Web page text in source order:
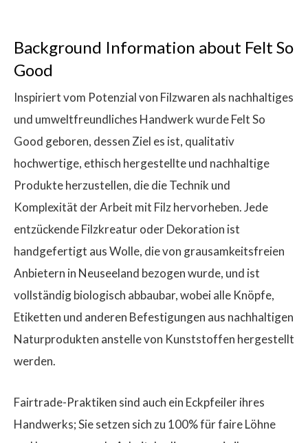
Background Information about Felt So
Good
Inspiriert vom Potenzial von Filzwaren als nachhaltiges
und umweltfreundliches Handwerk wurde Felt So
Good geboren, dessen Ziel es ist, qualitativ
hochwertige, ethisch hergestellte und nachhaltige
Produkte herzustellen, die die Technik und
Komplexität der Arbeit mit Filz hervorheben. Jede
entzückende Filzkreatur oder Dekoration ist
handgefertigt aus Wolle, die von grausamkeitsfreien
Anbietern in Neuseeland bezogen wurde, und ist
vollständig biologisch abbaubar, wobei alle Knöpfe,
Etiketten und anderen Befestigungen aus nachhaltigen
Naturprodukten anstelle von Kunststoffen hergestellt
werden.
Fairtrade-Praktiken sind auch ein Eckpfeiler ihres
Handwerks; Sie setzen sich zu 100% für faire Löhne